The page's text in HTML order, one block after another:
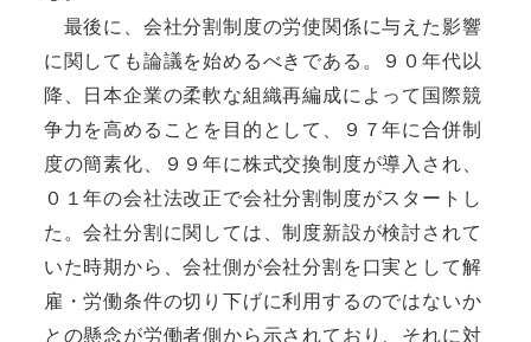
最後に、会社分割制度の労使関係に与えた影響
に関しても論議を始めるべきである。９０年代以
降、日本企業の柔軟な組織再編成によって国際競
争力を高めることを目的として、９７年に合併制
度の簡素化、９９年に株式交換制度が導入され、
０１年の会社法改正で会社分割制度がスタートし
た。会社分割に関しては、制度新設が検討されて
いた時期から、会社側が会社分割を口実として解
雇・労働条件の切り下げに利用するのではないか
との懸念が労働者側から示されており、それに対